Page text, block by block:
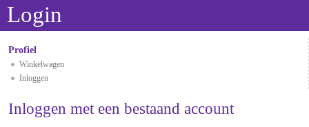
Login
Profiel
Winkelwagen
Inloggen
Inloggen met een bestaand account